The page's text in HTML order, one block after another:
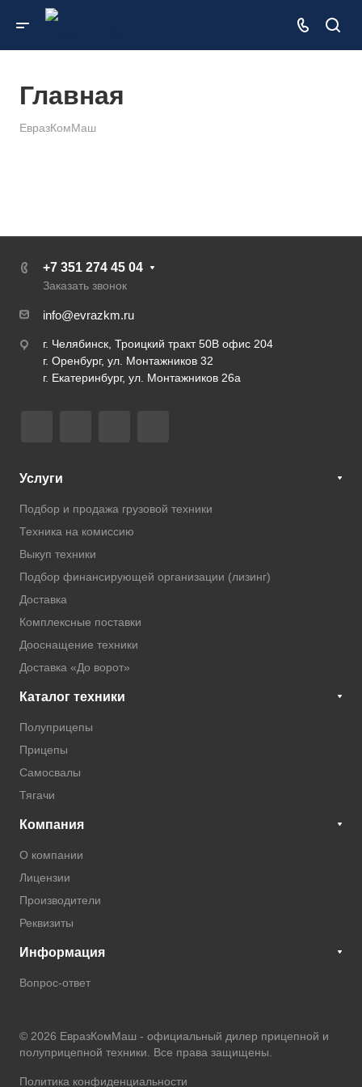
Главная
ЕвразКомМаш
+7 351 274 45 04
Заказать звонок
info@evrazkm.ru
г. Челябинск, Троицкий тракт 50В офис 204
г. Оренбург, ул. Монтажников 32
г. Екатеринбург, ул. Монтажников 26а
Услуги
Подбор и продажа грузовой техники
Техника на комиссию
Выкуп техники
Подбор финансирующей организации (лизинг)
Доставка
Комплексные поставки
Дооснащение техники
Доставка «До ворот»
Каталог техники
Полуприцепы
Прицепы
Самосвалы
Тягачи
Компания
О компании
Лицензии
Производители
Реквизиты
Информация
Вопрос-ответ
© 2026 ЕвразКомМаш - официальный дилер прицепной и
полуприцепной техники . Все права защищены.
Политика конфиденциальности